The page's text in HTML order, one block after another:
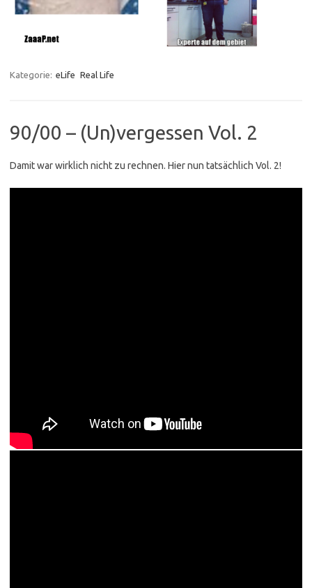
Kategorie: eLife Real Life
90/00 – (Un)vergessen Vol. 2
Damit war wirklich nicht zu rechnen. Hier nun tatsächlich Vol. 2!